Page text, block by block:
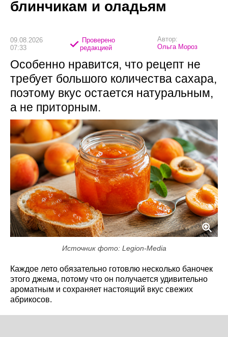
блинчикам и оладьям
09.08.2026
07:33
Проверено
редакцией
Автор:
Ольга Мороз
Особенно нравится, что рецепт не
требует большого количества сахара,
поэтому вкус остается натуральным,
а не приторным.
Источник фото: Legion-Media
Каждое лето обязательно готовлю несколько баночек
этого джема, потому что он получается удивительно
ароматным и сохраняет настоящий вкус свежих
абрикосов.